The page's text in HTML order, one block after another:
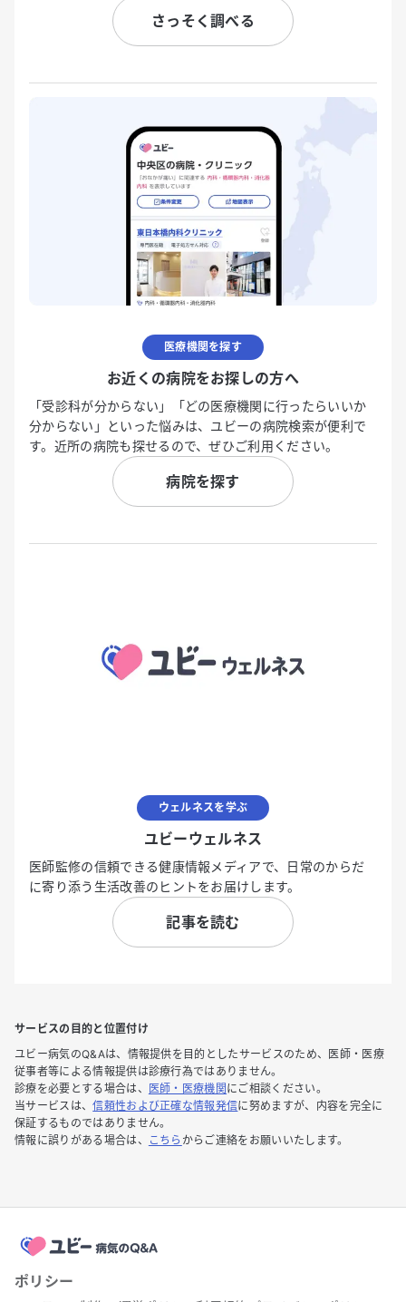
さっそく調べる
医療機関を探す
お近くの病院をお探しの方へ
「受診科が分からない」「どの医療機関に行ったらいいか
分からない」といった悩みは、ユビーの病院検索が便利で
す。近所の病院も探せるので、ぜひご利用ください。
病院を探す
ウェルネスを学ぶ
ユビーウェルネス
医師監修の信頼できる健康情報メディアで、日常のからだ
に寄り添う生活改善のヒントをお届けします。
記事を読む
サービスの目的と位置付け
ユビー病気のQ&Aは、情報提供を目的としたサービスのため、医師・医療
従事者等による情報提供は診療行為ではありません。
診療を必要とする場合は、
医師・医療機関 にご相談ください。
当サービスは、信頼性および正確な情報発信に努めますが、内容を完全に
保証するものではありません。
情報に誤りがある場合は、
こちら からご連絡をお願いいたします。
ポリシー